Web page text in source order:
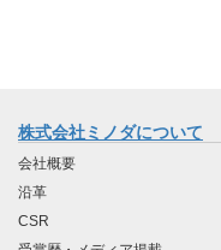
株式会社ミノダについて
会社概要
沿革
CSR